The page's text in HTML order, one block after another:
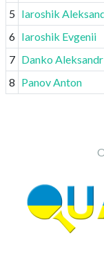
5 Iaroshik
6 Iaroshik Evgenii
7 Danko Aleksandr
8 Panov Anton